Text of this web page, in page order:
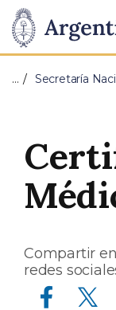
de
Nación
Pasar al
… Secretaría
Compartir en
redes
Compartir en Facebook Compartir en Twitter